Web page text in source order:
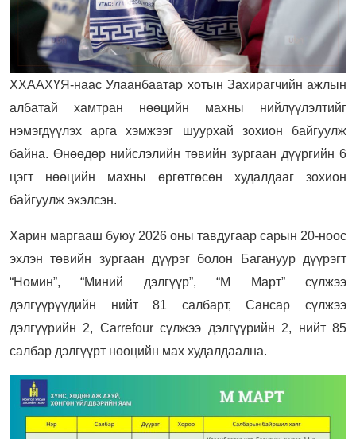
ХХААХҮЯ-наас Улаанбаатар хотын Захирагчийн ажлын
албатай хамтран нөөцийн махны нийлүүлэлтийг
нэмэгдүүлэх арга хэмжээг шуурхай зохион байгуулж
байна. Өнөөдөр нийслэлийн төвийн зургаан дүүргийн 6
цэгт нөөцийн махны өргөтгөсөн худалдааг зохион
байгуулж эхэлсэн.
Харин маргааш буюу 2026 оны тавдугаар сарын 20-ноос
эхлэн төвийн зургаан дүүрэг болон Багануур дүүрэгт
“Номин”, “Миний дэлгүүр”, “М Март” сүлжээ
дэлгүүрүүдийн нийт 81 салбарт, Сансар сүлжээ
дэлгүүрийн 2, Carrefour сүлжээ дэлгүүрийн 2, нийт 85
салбар дэлгүүрт нөөцийн мах худалдаална.